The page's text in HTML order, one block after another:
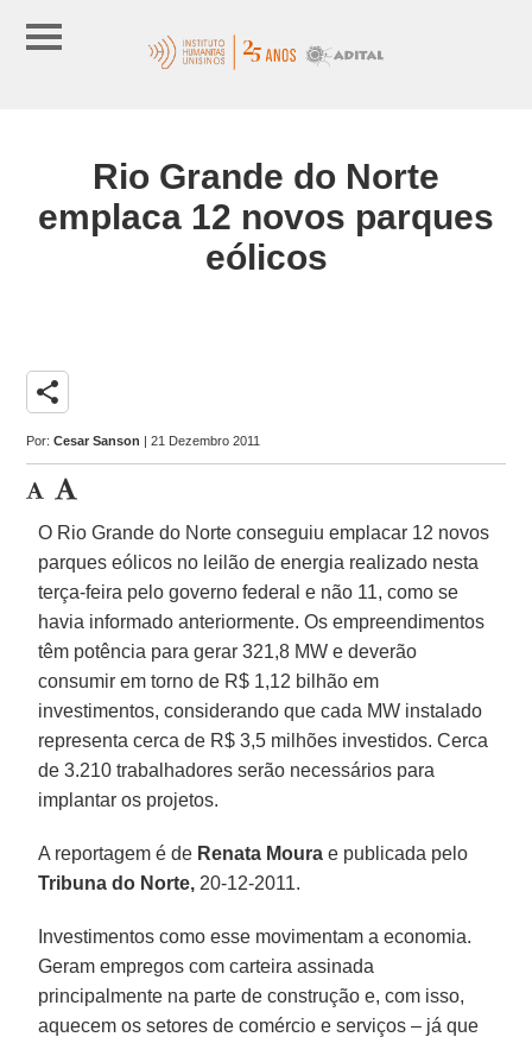
Rio Grande do Norte
emplaca 12 novos parques
eólicos
share
Por:Cesar Sanson | 21 Dezembro 2011
O Rio Grande do Norte conseguiu emplacar 12 novos
parques eólicos no leilão de energia realizado nesta
terça-feira pelo governo federal e não 11, como se
havia informado anteriormente. Os empreendimentos
têm potência para gerar 321,8 MW e deverão
consumir em torno de R$ 1,12 bilhão em
investimentos, considerando que cada MW instalado
representa cerca de R$ 3,5 milhões investidos. Cerca
de 3.210 trabalhadores serão necessários para
implantar os projetos.
A reportagem é de Renata Moura e publicada pelo
Tribuna do Norte, 20-12-2011.
Investimentos como esse movimentam a economia.
Geram empregos com carteira assinada
principalmente na parte de construção e, com isso,
aquecem os setores de comércio e serviços – já que